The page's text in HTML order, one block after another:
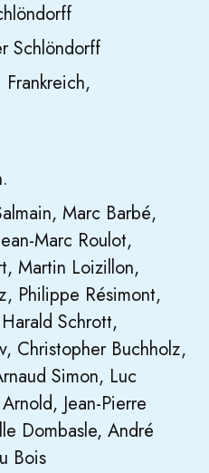
Schlöndorff
Frankreich,
Marc Barbé,
Marc Roulot,
Martin Loizillon,
Philippe Résimont,
Schrott,
Christopher Buchholz,
Simon, Luc
Jean-Pierre
Dombasle, André
Bois